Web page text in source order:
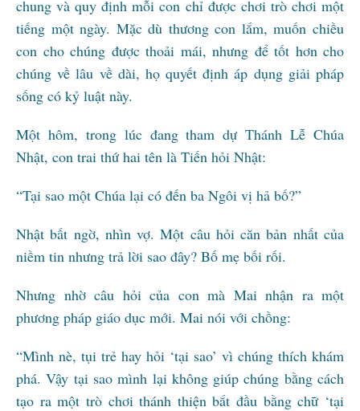
chung và quy định mỗi con chỉ được chơi trò chơi một
tiếng một ngày. Mặc dù thương con lắm, muốn chiều
con cho chúng được thoải mái, nhưng để tốt hơn cho
chúng về lâu về dài, họ quyết định áp dụng giải pháp
sống có kỷ luật này.
Một hôm, trong lúc đang tham dự Thánh Lễ Chúa
Nhật, con trai thứ hai tên là Tiến hỏi Nhật:
“Tại sao một Chúa lại có đến ba Ngôi vị hả bố?”
Nhật bất ngờ, nhìn vợ. Một câu hỏi căn bản nhất của
niềm tin nhưng trả lời sao đây? Bố mẹ bối rối.
Nhưng nhờ câu hỏi của con mà Mai nhận ra một
phương pháp giáo dục mới. Mai nói với chồng:
“Mình nè, tụi trẻ hay hỏi ‘tại sao’ vì chúng thích khám
phá. Vậy tại sao mình lại không giúp chúng bằng cách
tạo ra một trò chơi thánh thiện bắt đầu bằng chữ ‘tại